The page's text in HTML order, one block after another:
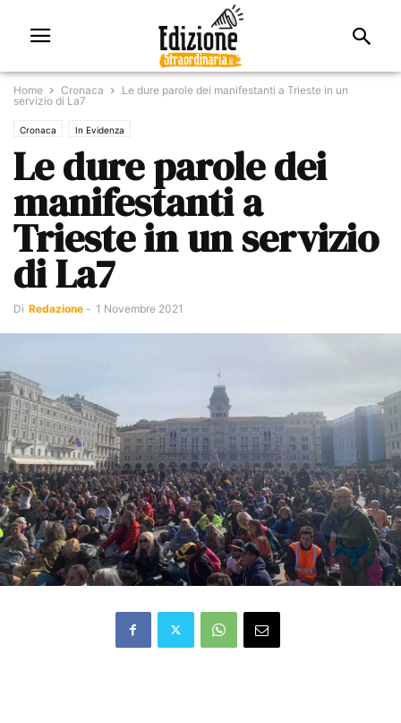
Home Cronaca
Le dure parole dei manifestanti a Trieste in un
servizio di La7
Cronaca In Evidenza
Le dure parole dei
manifestanti a
Trieste in un servizio
di La7
Di Redazione - 1 Novembre 2021